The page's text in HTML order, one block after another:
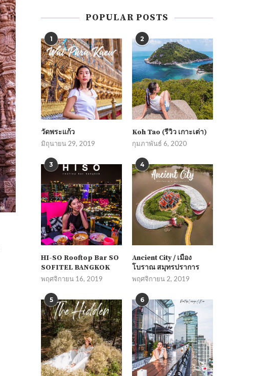
POPULAR POSTS
1
วัดพระแก้ว
มิถุนายน 29, 2019
2
Koh Tao (รีวิว เกาะเต่า)
กุมภาพันธ์ 6, 2020
3
HI-SO Rooftop Bar SO
SOFITEL BANGKOK
พฤศจิกายน 16, 2019
4
Ancient City / เมือง
โบราณ สมุทรปราการ
พฤศจิกายน 2, 2019
5 6